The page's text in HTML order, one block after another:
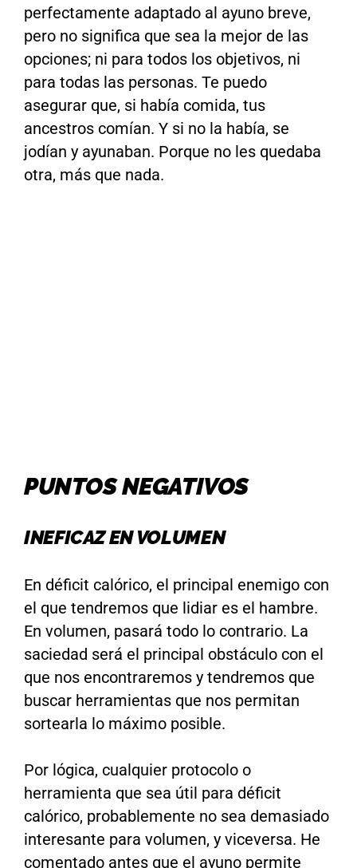
perfectamente adaptado al ayuno breve,
pero no significa que sea la mejor de las
opciones; ni para todos los objetivos, ni
para todas las personas. Te puedo
asegurar que, si había comida, tus
ancestros comían. Y si no la había, se
jodían y ayunaban. Porque no les quedaba
otra, más que nada.
PUNTOS NEGATIVOS
INEFICAZ EN VOLUMEN
En déficit calórico, el principal enemigo con
el que tendremos que lidiar es el hambre.
En volumen, pasará todo lo contrario. La
saciedad será el principal obstáculo con el
que nos encontraremos y tendremos que
buscar herramientas que nos permitan
sortearla lo máximo posible.
Por lógica, cualquier protocolo o
herramienta que sea útil para déficit
calórico, probablemente no sea demasiado
interesante para volumen, y viceversa. He
comentado antes que el ayuno permite